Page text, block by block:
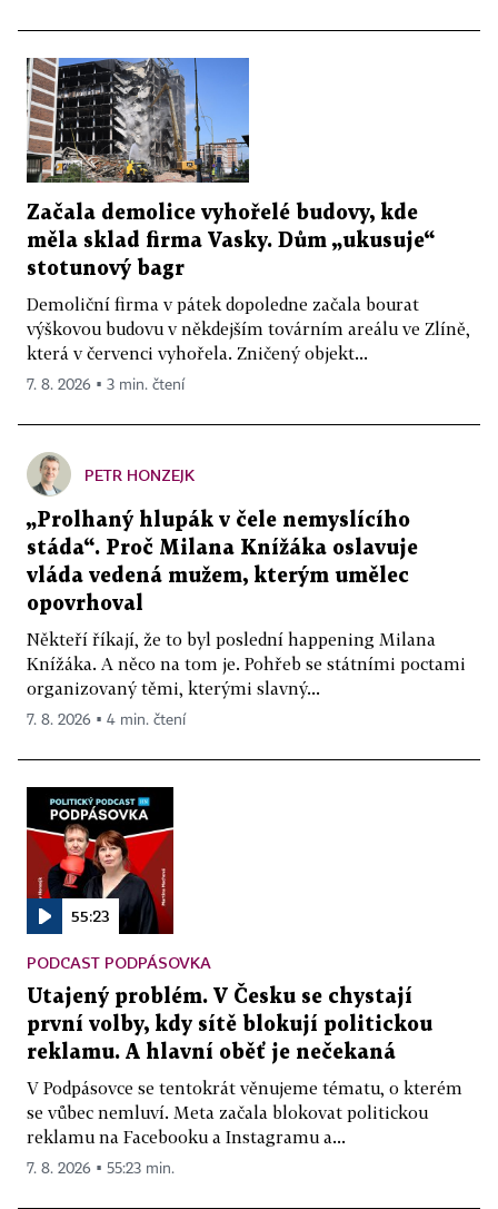
Začala demolice vyhořelé budovy, kde
měla sklad firma Vasky. Dům „ukusuje“
stotunový bagr
Demoliční firma v pátek dopoledne začala bourat
výškovou budovu v někdejším továrním areálu ve Zlíně,
která v červenci vyhořela. Zničený objekt...
7. 8. 2026 ▪ 3 min. čtení
PETR HONZEJK
„Prolhaný hlupák v čele nemyslícího
stáda“. Proč Milana Knížáka oslavuje
vláda vedená mužem, kterým umělec
opovrhoval
Někteří říkají, že to byl poslední happening Milana
Knížáka. A něco na tom je. Pohřeb se státními poctami
organizovaný těmi, kterými slavný...
7. 8. 2026 ▪ 4 min. čtení
55:23
PODCAST PODPÁSOVKA
Utajený problém. V Česku se chystají
první volby, kdy sítě blokují politickou
reklamu. A hlavní oběť je nečekaná
V Podpásovce se tentokrát věnujeme tématu, o kterém
se vůbec nemluví. Meta začala blokovat politickou
reklamu na Facebooku a Instagramu a...
7. 8. 2026 ▪ 55:23 min.